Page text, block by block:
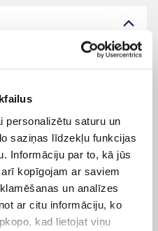
personalizētu saturu un
saziņas līdzekļu funkcijas
Informāciju par to, kā jūs
kopīgojam ar saviem
un analīzes
ar citu informāciju, ko
kad lietojat viņu
Latvija
Windows 11 Home
500 GB
16 GB